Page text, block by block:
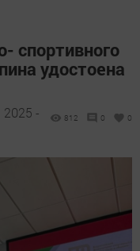
спортивного
удостоена
-
812 0 0